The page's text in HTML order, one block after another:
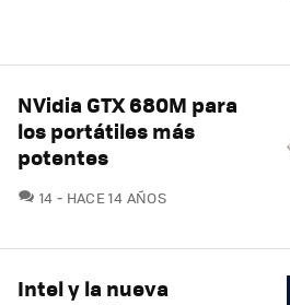
NVidia GTX 680M para
los portátiles más
potentes
14 COMENTARIOS
HACE 14 AÑOS
Intel y la nueva